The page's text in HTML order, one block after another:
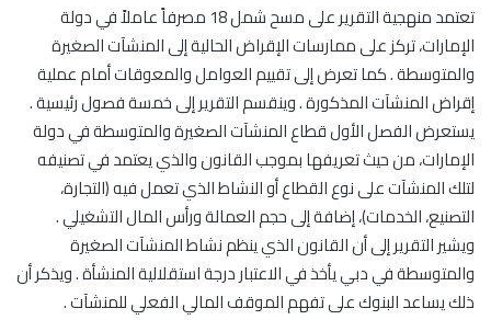
تعتمد منهجية التقرير على مسح شمل 18 مصرفاً عاملاً في دولة
الإمارات، تركز على ممارسات الإقراض الحالية إلى المنشآت الصغيرة
والمتوسطة . كما تعرض إلى تقييم العوامل والمعوقات أمام عملية
إقراض المنشآت المذكورة . وينقسم التقرير إلى خمسة فصول رئيسية .
يستعرض الفصل الأول قطاع المنشآت الصغيرة والمتوسطة في دولة
الإمارات، من حيث تعريفها بموجب القانون والذي يعتمد في تصنيفه
لتلك المنشآت على نوع القطاع أو النشاط الذي تعمل فيه (التجارة،
التصنيع، الخدمات)، إضافة إلى حجم العمالة ورأس المال التشغيلي .
ويشير التقرير إلى أن القانون الذي ينظم نشاط المنشآت الصغيرة
والمتوسطة في دبي يأخذ في الاعتبار درجة استقلالية المنشأة . ويذكر أن
ذلك يساعد البنوك على تفهم الموقف المالي الفعلي للمنشآت .